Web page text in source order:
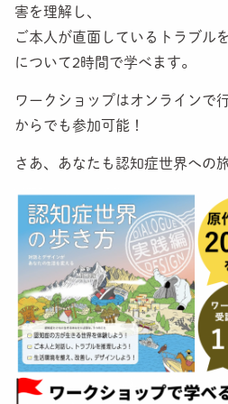
TEST
検定で知識を試そう
Q&A
GLOBAL
About The Dementia World
CONTACT
お問い合わせ
害を理解し、
ご本人が直面しているトラブル
について2時間で学べます。
ワークショップはオンラインで
からでも参加可能！
さあ、あなたも認知症世界への